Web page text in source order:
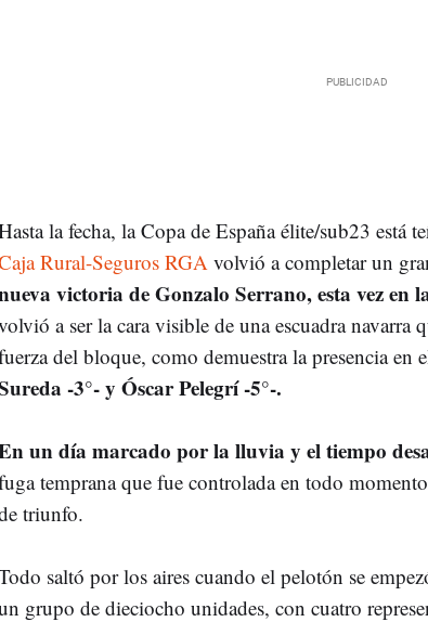
la fecha, la Copa de España élite/sub23 está
Rural-Seguros RGA volvió a completar un
victoria de Gonzalo Serrano, esta vez en
a ser la cara visible de una escuadra navarra
del bloque, como demuestra la presencia en
-3°- y Óscar Pelegrí -5°-.
un día marcado por la lluvia y el tiempo
temprana que fue controlada en todo
triunfo.
saltó por los aires cuando el pelotón se
grupo de dieciocho unidades, con cuatro